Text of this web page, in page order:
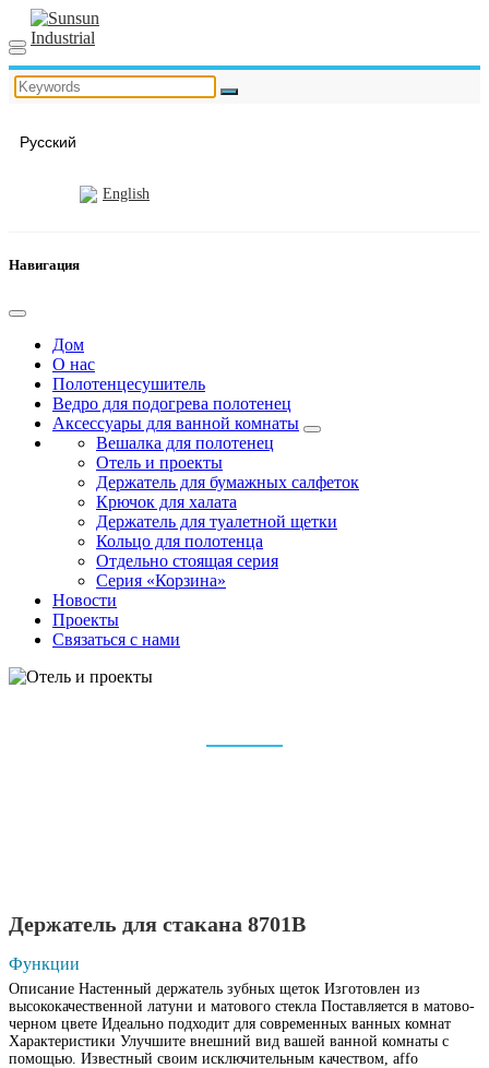
Русский
English
Навигация
Дом
О нас
Полотенцесушитель
Ведро для подогрева полотенец
Аксессуары для ванной комнаты
Вешалка для полотенец
Отель и проекты
Держатель для бумажных салфеток
Крючок для халата
Держатель для туалетной щетки
Кольцо для полотенца
Отдельно стоящая серия
Серия «Корзина»
Новости
Проекты
Связаться с нами
Держатель для стакана 8701B
Функции
Описание Настенный держатель зубных щеток Изготовлен из
высококачественной латуни и матового стекла Поставляется в матово-
черном цвете Идеально подходит для современных ванных комнат
Характеристики Улучшите внешний вид вашей ванной комнаты с
помощью. Известный своим исключительным качеством, affo